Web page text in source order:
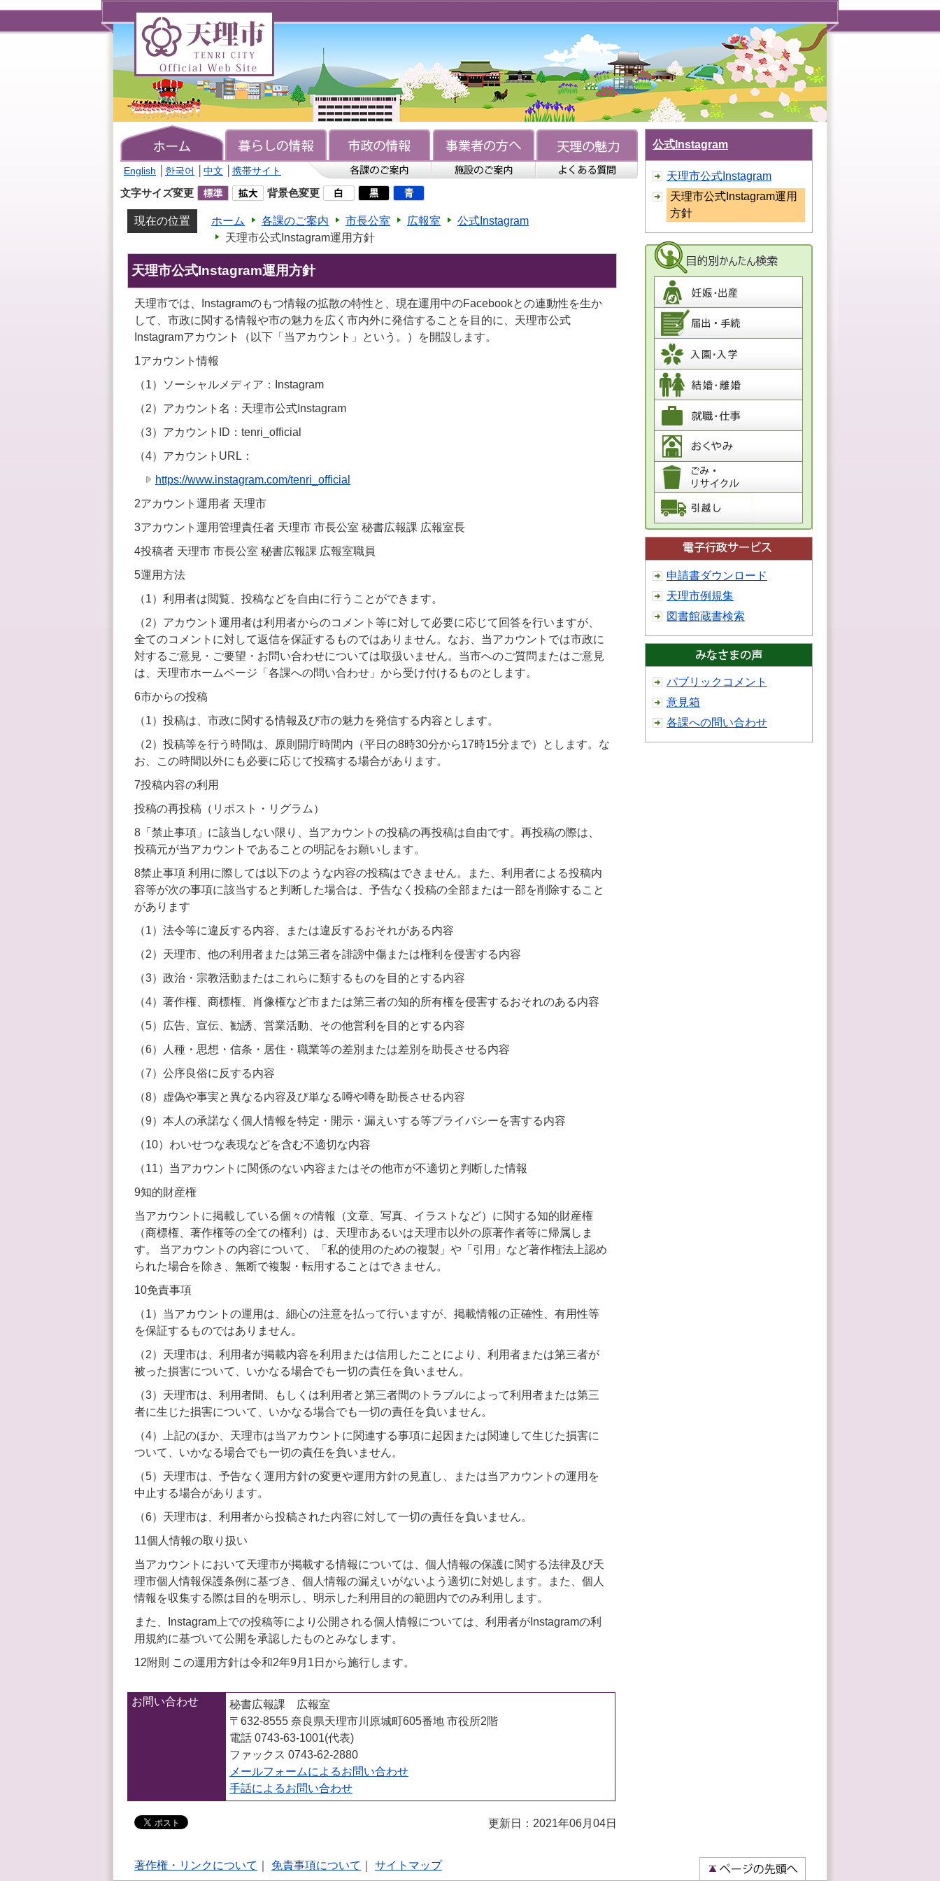
理
TENRI
Official
Site
English 한국어 中文 携帯サイト
文字サイズ変更 背景色変更
現在の位置 ホーム 各課のご案内 市長公室 広報室
公式Instagram
天理市公式Instagram運用方針
天理市公式Instagram運用方針
天理市では、Instagramのもつ情報の拡散の特性と、現在運用中のFacebookとの連動性を生か
して、市政に関する情報や市の魅力を広く市内外に発信することを目的に、天理市公式
Instagramアカウント（以下「当アカウント」という。）を開設します。
1アカウント情報
（1）ソーシャルメディア：Instagram
（2）アカウント名：天理市公式Instagram
（3）アカウントID：tenri_official
（4）アカウントURL：
https://www.instagram.com/tenri_official
2アカウント運用者 天理市
3アカウント運用管理責任者 天理市 市長公室 秘書広報課 広報室長
4投稿者 天理市 市長公室 秘書広報課 広報室職員
5運用方法
（1）利用者は閲覧、投稿などを自由に行うことができます。
（2）アカウント運用者は利用者からのコメント等に対して必要に応じて回答を行いますが、
全てのコメントに対して返信を保証するものではありません。なお、当アカウントでは市政に
対するご意見・ご要望・お問い合わせについては取扱いません。当市へのご質問またはご意見
は、天理市ホームページ「各課への問い合わせ」から受け付けるものとします。
6市からの投稿
（1）投稿は、市政に関する情報及び市の魅力を発信する内容とします。
（2）投稿等を行う時間は、原則開庁時間内（平日の8時30分から17時15分まで）とします。な
お、この時間以外にも必要に応じて投稿する場合があります。
7投稿内容の利用
投稿の再投稿（リポスト・リグラム）
8「禁止事項」に該当しない限り、当アカウントの投稿の再投稿は自由です。再投稿の際は、
投稿元が当アカウントであることの明記をお願いします。
8禁止事項 利用に際しては以下のような内容の投稿はできません。また、利用者による投稿内
容等が次の事項に該当すると判断した場合は、予告なく投稿の全部または一部を削除すること
があります
（1）法令等に違反する内容、または違反するおそれがある内容
（2）天理市、他の利用者または第三者を誹謗中傷または権利を侵害する内容
（3）政治・宗教活動またはこれらに類するものを目的とする内容
（4）著作権、商標権、肖像権など市または第三者の知的所有権を侵害するおそれのある内容
（5）広告、宣伝、勧誘、営業活動、その他営利を目的とする内容
（6）人種・思想・信条・居住・職業等の差別または差別を助長させる内容
（7）公序良俗に反する内容
（8）虚偽や事実と異なる内容及び単なる噂や噂を助長させる内容
（9）本人の承諾なく個人情報を特定・開示・漏えいする等プライバシーを害する内容
（10）わいせつな表現などを含む不適切な内容
（11）当アカウントに関係のない内容またはその他市が不適切と判断した情報
9知的財産権
当アカウントに掲載している個々の情報（文章、写真、イラストなど）に関する知的財産権
（商標権、著作権等の全ての権利）は、天理市あるいは天理市以外の原著作者等に帰属しま
す。 当アカウントの内容について、「私的使用のための複製」や「引用」など著作権法上認め
られた場合を除き、無断で複製・転用することはできません。
10免責事項
（1）当アカウントの運用は、細心の注意を払って行いますが、掲載情報の正確性、有用性等
を保証するものではありません。
（2）天理市は、利用者が掲載内容を利用または信用したことにより、利用者または第三者が
被った損害について、いかなる場合でも一切の責任を負いません。
（3）天理市は、利用者間、もしくは利用者と第三者間のトラブルによって利用者または第三
者に生じた損害について、いかなる場合でも一切の責任を負いません。
（4）上記のほか、天理市は当アカウントに関連する事項に起因または関連して生じた損害に
ついて、いかなる場合でも一切の責任を負いません。
（5）天理市は、予告なく運用方針の変更や運用方針の見直し、または当アカウントの運用を
中止する場合があります。
（6）天理市は、利用者から投稿された内容に対して一切の責任を負いません。
11個人情報の取り扱い
当アカウントにおいて天理市が掲載する情報については、個人情報の保護に関する法律及び天
理市個人情報保護条例に基づき、個人情報の漏えいがないよう適切に対処します。また、個人
情報を収集する際は目的を明示し、明示した利用目的の範囲内でのみ利用します。
また、Instagram上での投稿等により公開される個人情報については、利用者がInstagramの利
用規約に基づいて公開を承認したものとみなします。
12附則 この運用方針は令和2年9月1日から施行します。
お問い合わせ
秘書広報課 広報室
〒632-8555 奈良県天理市川原城町605番地 市役所2階
電話 0743-63-1001(代表)
ファックス 0743-62-2880
メールフォームによるお問い合わせ
手話によるお問い合わせ
更新日：2021年06月04日
公式Instagram
天理市公式Instagram
天理市公式Instagram運用
方針
申請書ダウンロード
天理市例規集
図書館蔵書検索
パブリックコメント
意見箱
各課への問い合わせ
著作権・リンクについて 免責事項について サイトマップ